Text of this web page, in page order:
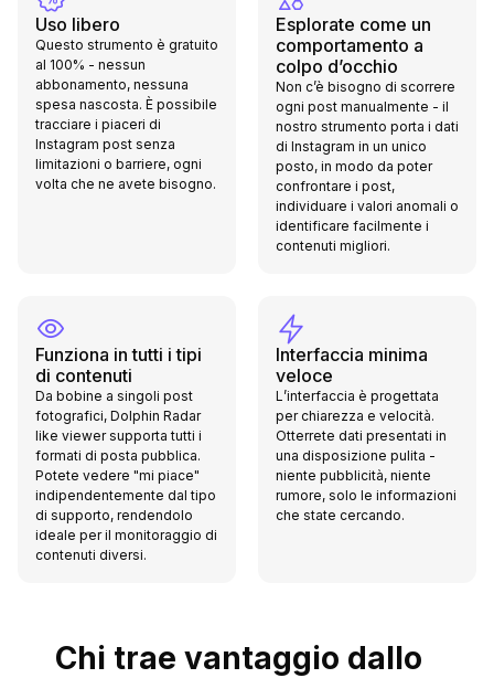
Uso libero
Questo strumento è gratuito
al 100% - nessun
abbonamento, nessuna
spesa nascosta. È possibile
tracciare i piaceri di
Instagram post senza
limitazioni o barriere, ogni
volta che ne avete bisogno.
Esplorate come un
comportamento a
colpo d’occhio
Non c’è bisogno di scorrere
ogni post manualmente - il
nostro strumento porta i dati
di Instagram in un unico
posto, in modo da poter
confrontare i post,
individuare i valori anomali o
identificare facilmente i
contenuti migliori.
Funziona in tutti i tipi
di contenuti
Da bobine a singoli post
fotografici, Dolphin Radar
like viewer supporta tutti i
formati di posta pubblica.
Potete vedere "mi piace"
indipendentemente dal tipo
di supporto, rendendolo
ideale per il monitoraggio di
contenuti diversi.
Interfaccia minima
veloce
L’interfaccia è progettata
per chiarezza e velocità.
Otterrete dati presentati in
una disposizione pulita -
niente pubblicità, niente
rumore, solo le informazioni
che state cercando.
Chi trae vantaggio dallo